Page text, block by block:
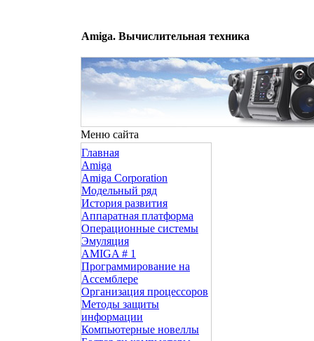
Amiga. Вычислительная техника
Меню сайта
Главная
Amiga
Amiga Corporation
Модельный ряд
История развития
Аппаратная платформа
Операционные системы
Эмуляция
AMIGA # 1
Программирование на
Ассемблере
Организация процессоров
Методы защиты
информации
Компьютерные новеллы